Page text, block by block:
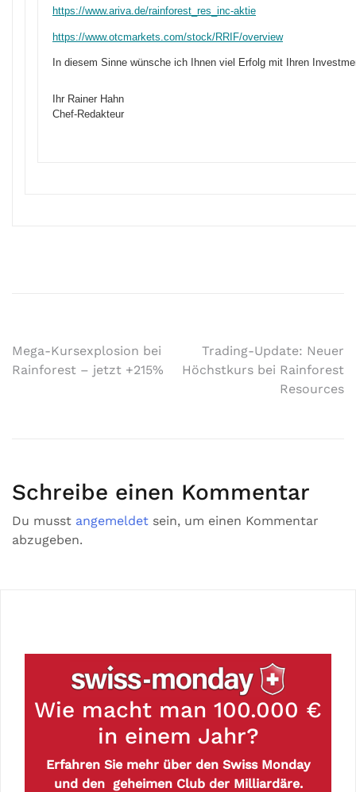
https://www.ariva.de/rainforest_res_inc-aktie
https://www.otcmarkets.com/stock/RRIF/overview
In diesem Sinne wünsche ich Ihnen viel Erfolg mit Ihren
Ihr Rainer Hahn
Chef-Redakteur
Mega-Kursexplosion bei
Rainforest – jetzt +215%
Trading-Update: Neuer
Höchstkurs bei Rainforest
Resources
Schreibe einen Kommentar
Du musst angemeldet sein, um einen Kommentar
abzugeben.
Wie macht man 100.000 €
in einem Jahr?
Erfahren Sie mehr über den Swiss Monday
und den geheimen Club der Milliardäre.